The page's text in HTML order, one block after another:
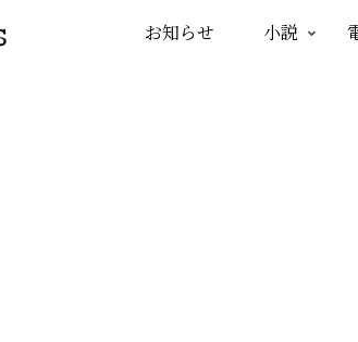
お知らせ 小説